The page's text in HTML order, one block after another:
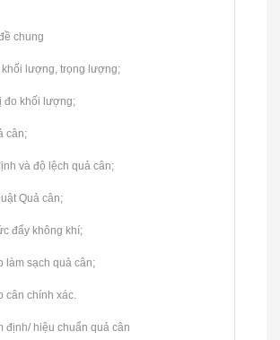
chung
khối lượng, trọng lượng;
đo khối lượng;
cân;
và độ lệch quả cân;
Quả cân;
đẩy không khí;
làm sạch quả cân;
cân chính xác.
định/ hiệu chuẩn quả cân